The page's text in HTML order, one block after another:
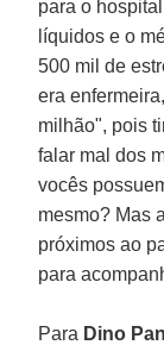
para o
líquidos e o
500 mil de
era
milhão", pois
falar mal dos
vocês
mesmo? Mas
próximos ao
para
Para Dino